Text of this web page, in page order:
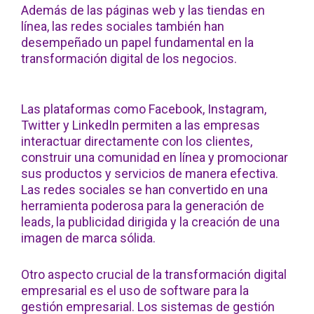
Además de las páginas web y las tiendas en
línea, las redes sociales también han
desempeñado un papel fundamental en la
transformación digital de los negocios.
Las plataformas como Facebook, Instagram,
Twitter y LinkedIn permiten a las empresas
interactuar directamente con los clientes,
construir una comunidad en línea y promocionar
sus productos y servicios de manera efectiva.
Las redes sociales se han convertido en una
herramienta poderosa para la generación de
leads, la publicidad dirigida y la creación de una
imagen de marca sólida.
Otro aspecto crucial de la transformación digital
empresarial es el uso de software para la
gestión empresarial. Los sistemas de gestión